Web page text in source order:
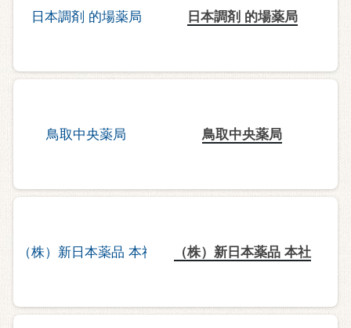
日本調剤 的場薬局
鳥取中央薬局
（株）新日本薬品 本社